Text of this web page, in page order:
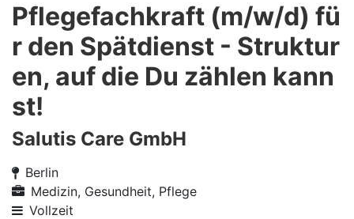
Pflegefachkraft (m/w/d) fü
r den Spätdienst - Struktur
en, auf die Du zählen kann
st!
Salutis Care GmbH
Berlin
Medizin, Gesundheit, Pflege
Vollzeit